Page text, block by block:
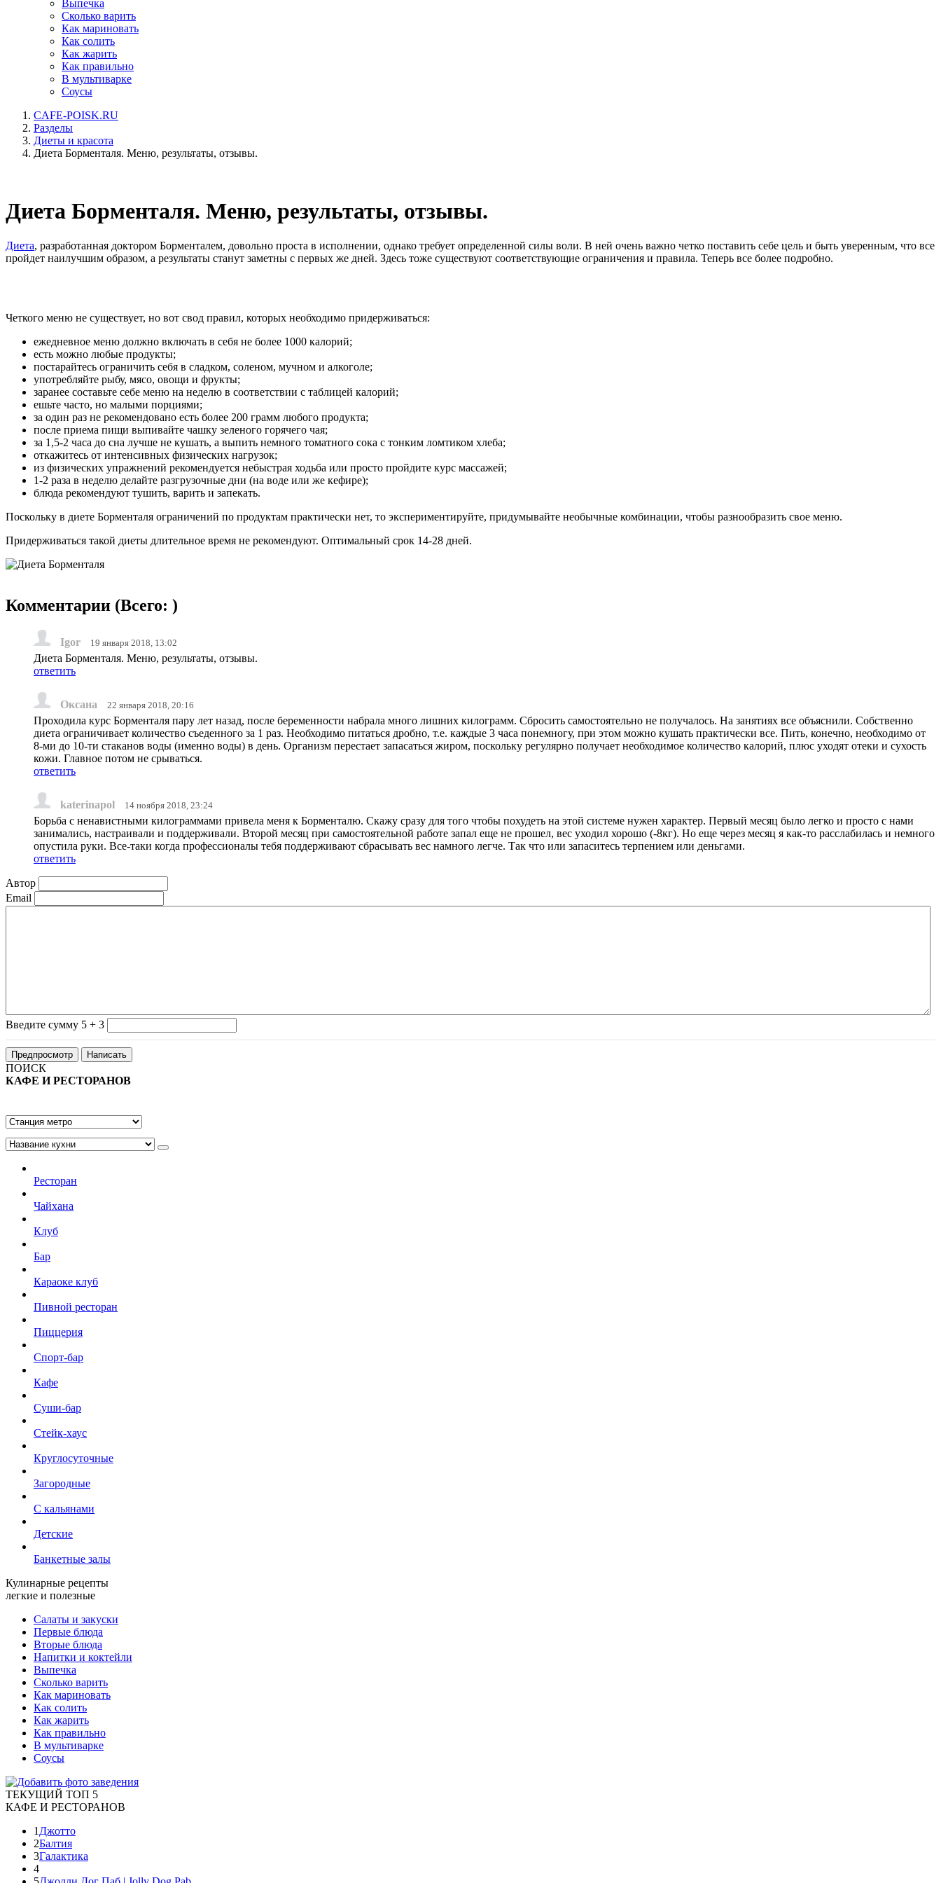
Выпечка
Сколько варить
Как мариновать
Как солить
Как жарить
Как правильно
В мультиварке
Соусы
CAFE-POISK.RU
Разделы
Диеты и красота
Диета Борменталя. Меню, результаты, отзывы.
Диета Борменталя. Меню, результаты, отзывы.
Диета, разработанная доктором Борменталем, довольно проста в исполнении, однако требует определенной силы воли. В ней очень важно четко поставить себе цель и быть уверенным, что все
пройдет наилучшим образом, а результаты станут заметны с первых же дней. Здесь тоже существуют соответствующие ограничения и правила. Теперь все более подробно.
Четкого меню не существует, но вот свод правил, которых необходимо придерживаться:
ежедневное меню должно включать в себя не более 1000 калорий;
есть можно любые продукты;
постарайтесь ограничить себя в сладком, соленом, мучном и алкоголе;
употребляйте рыбу, мясо, овощи и фрукты;
заранее составьте себе меню на неделю в соответствии с таблицей калорий;
ешьте часто, но малыми порциями;
за один раз не рекомендовано есть более 200 грамм любого продукта;
после приема пищи выпивайте чашку зеленого горячего чая;
за 1,5-2 часа до сна лучше не кушать, а выпить немного томатного сока с тонким ломтиком хлеба;
откажитесь от интенсивных физических нагрузок;
из физических упражнений рекомендуется небыстрая ходьба или просто пройдите курс массажей;
1-2 раза в неделю делайте разгрузочные дни (на воде или же кефире);
блюда рекомендуют тушить, варить и запекать.
Поскольку в диете Борменталя ограничений по продуктам практически нет, то экспериментируйте, придумывайте необычные комбинации, чтобы разнообразить свое меню.
Придерживаться такой диеты длительное время не рекомендуют. Оптимальный срок 14-28 дней.
Комментарии (Всего: )
Igor 19 января 2018, 13:02
Диета Борменталя. Меню, результаты, отзывы.
ответить
Оксана 22 января 2018, 20:16
Проходила курс Борменталя пару лет назад, после беременности набрала много лишних килограмм. Сбросить самостоятельно не получалось. На занятиях все объяснили. Собственно
диета ограничивает количество съеденного за 1 раз. Необходимо питаться дробно, т.е. каждые 3 часа понемногу, при этом можно кушать практически все. Пить, конечно, необходимо от
8-ми до 10-ти стаканов воды (именно воды) в день. Организм перестает запасаться жиром, поскольку регулярно получает необходимое количество калорий, плюс уходят отеки и сухость
кожи. Главное потом не срываться.
ответить
katerinapol 14 ноября 2018, 23:24
Борьба с ненавистными килограммами привела меня к Борменталю. Скажу сразу для того чтобы похудеть на этой системе нужен характер. Первый месяц было легко и просто с нами
занимались, настраивали и поддерживали. Второй месяц при самостоятельной работе запал еще не прошел, вес уходил хорошо (-8кг). Но еще через месяц я как-то расслабилась и немного
опустила руки. Все-таки когда профессионалы тебя поддерживают сбрасывать вес намного легче. Так что или запаситесь терпением или деньгами.
ответить
Автор
Email
Введите сумму 5 + 3
ПОИСК
КАФЕ И РЕСТОРАНОВ
Ресторан
Чайхана
Клуб
Бар
Караоке клуб
Пивной ресторан
Пиццерия
Спорт-бар
Кафе
Суши-бар
Стейк-хаус
Круглосуточные
Загородные
С кальянами
Детские
Банкетные залы
Кулинарные рецепты
легкие и полезные
Салаты и закуски
Первые блюда
Вторые блюда
Напитки и коктейли
Выпечка
Сколько варить
Как мариновать
Как солить
Как жарить
Как правильно
В мультиварке
Соусы
ТЕКУЩИЙ ТОП 5
КАФЕ И РЕСТОРАНОВ
1 Джотто
2Балтия
3Галактика
4